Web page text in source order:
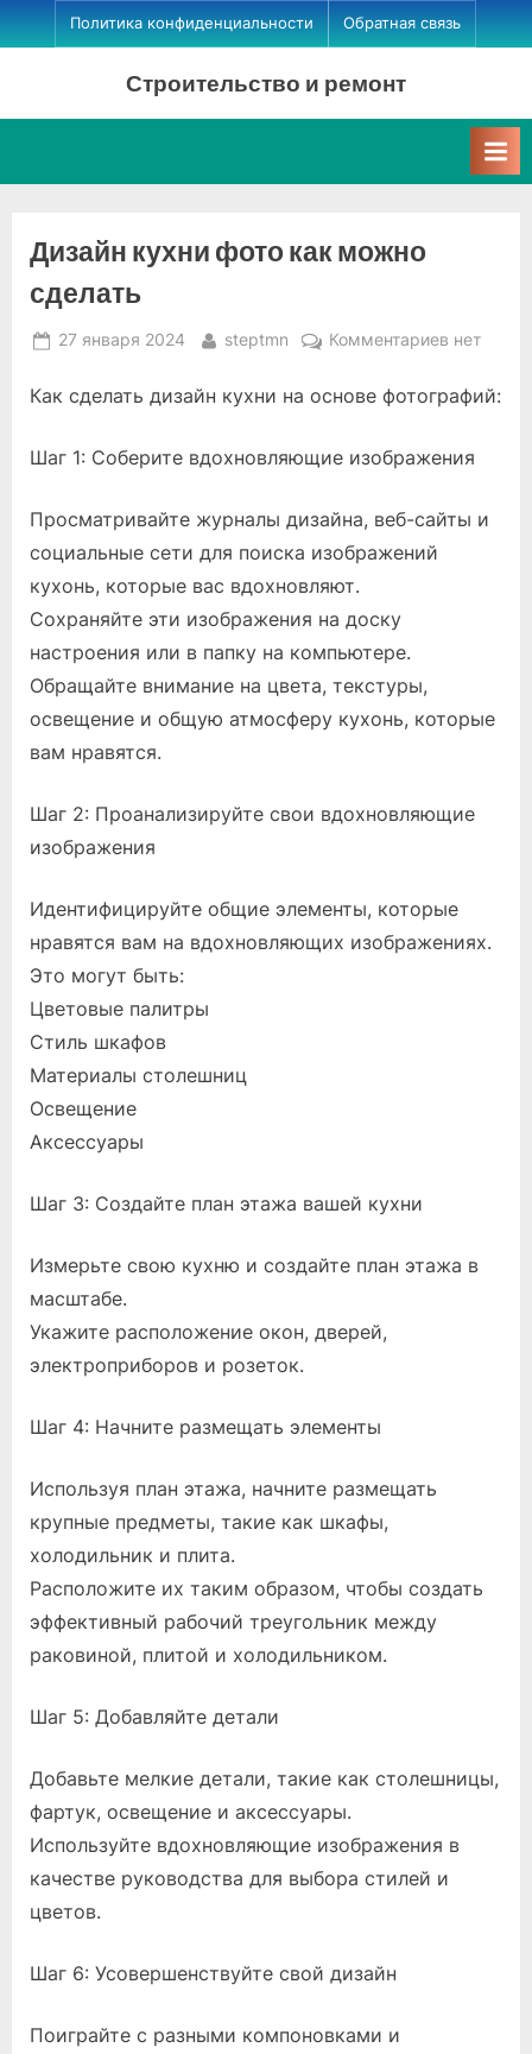
Skip
to
Политика конфиденциальности Обратная связь
Строительство и ремонт
Дизайн кухни фото как можно
сделать
Posted
27 января 2024 By
steptmn Комментариевк
Дизайн
сделать
нет
Как сделать дизайн кухни на основе фотографий:
Шаг 1: Соберите вдохновляющие изображения
Просматривайте журналы дизайна, веб-сайты и
социальные сети для поиска изображений
кухонь, которые вас вдохновляют.
Сохраняйте эти изображения на доску
настроения или в папку на компьютере.
Обращайте внимание на цвета, текстуры,
освещение и общую атмосферу кухонь, которые
вам нравятся.
Шаг 2: Проанализируйте свои вдохновляющие
изображения
Идентифицируйте общие элементы, которые
нравятся вам на вдохновляющих изображениях.
Это могут быть:
Цветовые палитры
Стиль шкафов
Материалы столешниц
Освещение
Аксессуары
Шаг 3: Создайте план этажа вашей кухни
Измерьте свою кухню и создайте план этажа в
масштабе.
Укажите расположение окон, дверей,
электроприборов и розеток.
Шаг 4: Начните размещать элементы
Используя план этажа, начните размещать
крупные предметы, такие как шкафы,
холодильник и плита.
Расположите их таким образом, чтобы создать
эффективный рабочий треугольник между
раковиной, плитой и холодильником.
Шаг 5: Добавляйте детали
Добавьте мелкие детали, такие как столешницы,
фартук, освещение и аксессуары.
Используйте вдохновляющие изображения в
качестве руководства для выбора стилей и
цветов.
Шаг 6: Усовершенствуйте свой дизайн
Поиграйте с разными компоновками и